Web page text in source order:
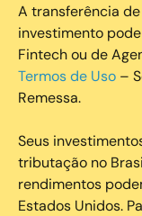
A transferência
investimento
Fintech ou de
Termos de Uso –
Remessa.
Seus
tributação no
rendimentos
Estados Unidos.